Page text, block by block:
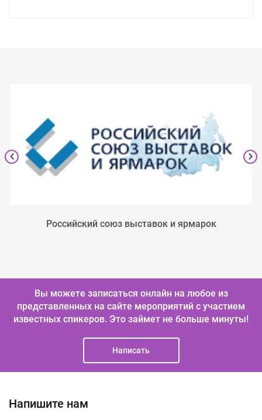
Российский союз выставок и ярмарок
Вы можете записаться онлайн на любое из
представленных на сайте мероприятий с участием
известных спикеров. Это займет не больше минуты!
Написать
Напишите нам